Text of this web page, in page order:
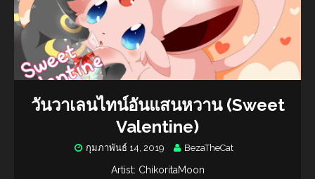
วันวาเลนไทน์อันแสนหวาน (Sweet
Valentine)
กุมภาพันธ์ 14, 2019 BezaTheCat
Artist: ChikoritaMoon